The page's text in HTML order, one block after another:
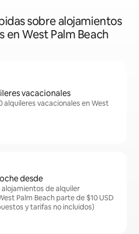
sobre alojamientos
en West Palm Beach
vacacionales
alquileres vacacionales en West
desde
alojamientos de alquiler
Palm Beach parte de $10 USD
y tarifas no incluidos)